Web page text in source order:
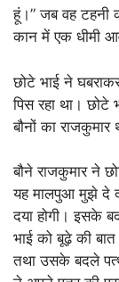
हूं।” जब वह टहनी
कान में एक धीमी
छोटे भाई ने
पिस रहा था।
बौनों का राजकुमार
बौने राजकुमार ने
यह मालपुआ मुझे दे
दया होगी। इसके
भाई को बूढ़े की
तथा उसके बदले